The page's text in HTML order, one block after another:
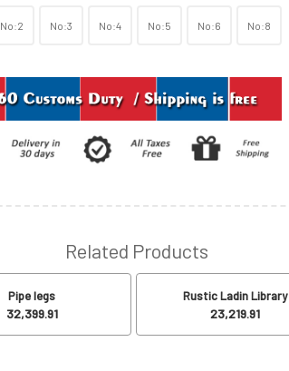
No:2 No:3 No:4 No:5 No:6 No:8
Related Products
Pipe legs
32,399.91
Rustic Ladin Library
23,219.91